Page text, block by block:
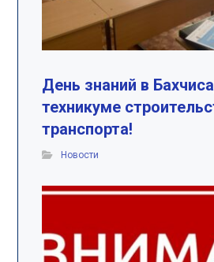
День знаний в
техникуме
транспорта!
Новости